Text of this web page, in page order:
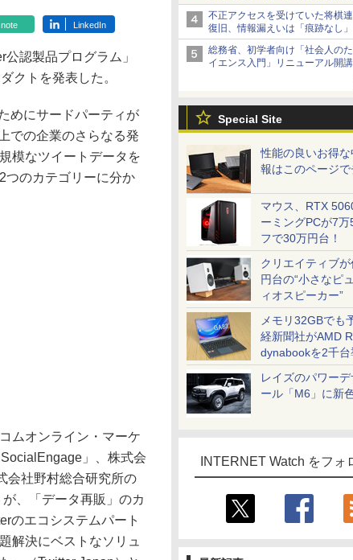
スツーウェイ」発売 iPadにも
えずに書き込める
不正アクセスを受けていた将棋
復旧、情報漏えいは「痕跡なし
総務省、初学者向け「社会人の
イエンス入門」リニューアル開
Special Site
性能の良いお得
報はこのページで
マウス、RTX
ーミングPCが7
フで30万円台！
クリエイティブ
円台の“小さなピ
ィオスピーカー”
メモリ32GBでも
経新聞社がAMD
dynabookを2千台
レイズのパワー
ール「M6」に新
INTERNET Watch をフォ
note LinkedIn
認製品プログラム」
クトを発表した。
めにサードパーティが
での企業のさらなる発
模なツイートデータを
つのカテゴリーに分か
ムオンライン・マーケ
」、株式会
会社野村総合研究所の
、「データ再販」のカ
のエコシステムパート
解決にベストなソリュ